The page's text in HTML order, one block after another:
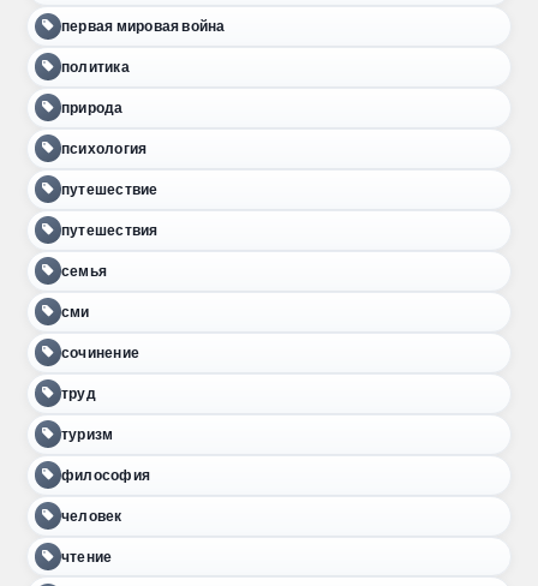
первая мировая война
политика
природа
психология
путешествие
путешествия
семья
сми
сочинение
труд
туризм
философия
человек
чтение